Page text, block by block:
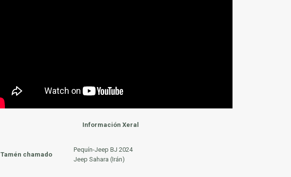
Información Xeral
Tamén chamado
Pequín-Jeep BJ 2024
Jeep Sahara (Irán)